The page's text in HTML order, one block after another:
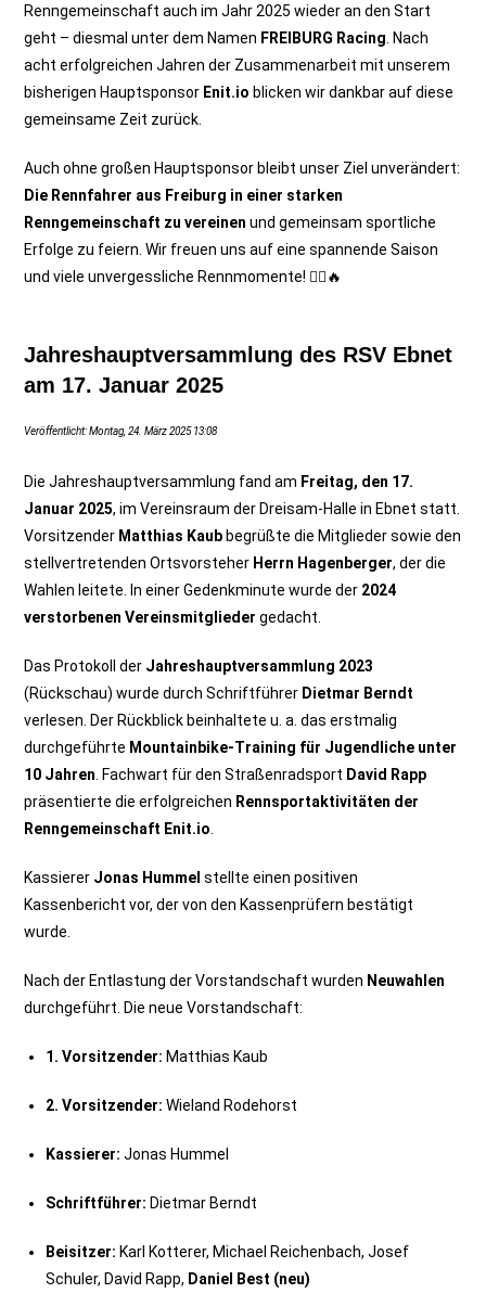
Renngemeinschaft auch im Jahr 2025 wieder an den Start
geht – diesmal unter dem Namen FREIBURG Racing . Nach
acht erfolgreichen Jahren der Zusammenarbeit mit unserem
bisherigen Hauptsponsor Enit.io blicken wir dankbar auf diese
gemeinsame Zeit zurück.
Auch ohne großen Hauptsponsor bleibt unser Ziel unverändert:
Die Rennfahrer aus Freiburg in einer starken
Renngemeinschaft zu vereinen und gemeinsam sportliche
Erfolge zu feiern. Wir freuen uns auf eine spannende Saison
und viele unvergessliche Rennmomente! 🚴‍♂️🔥
Jahreshauptversammlung des RSV Ebnet
am 17. Januar 2025
Veröffentlicht: Montag, 24. März 2025 13:08
Die Jahreshauptversammlung fand am Freitag, den 17.
Januar 2025, im Vereinsraum der Dreisam-Halle in Ebnet statt.
Vorsitzender Matthias Kaubbegrüßte die Mitglieder sowie den
stellvertretenden Ortsvorsteher Herrn Hagenberger, der die
Wahlen leitete. In einer Gedenkminute wurde der 2024
verstorbenen Vereinsmitglieder gedacht.
Das Protokoll der Jahreshauptversammlung 2023
(Rückschau) wurde durch Schriftführer Dietmar Berndt
verlesen. Der Rückblick beinhaltete u. a. das erstmalig
durchgeführte Mountainbike-Training für Jugendliche unter
10 Jahren . Fachwart für den Straßenradsport David Rapp
präsentierte die erfolgreichen Rennsportaktivitäten der
Renngemeinschaft Enit.io
Kassierer Jonas Hummel stellte einen positiven
Kassenbericht vor, der von den Kassenprüfern bestätigt
wurde.
Nach der Entlastung der Vorstandschaft wurden Neuwahlen
durchgeführt. Die neue Vorstandschaft:
1. Vorsitzender: Matthias Kaub
2. Vorsitzender: Wieland Rodehorst
Kassierer: Jonas Hummel
Schriftführer: Dietmar Berndt
Beisitzer: Karl Kotterer, Michael Reichenbach, Josef
Schuler, David Rapp, Daniel Best (neu)